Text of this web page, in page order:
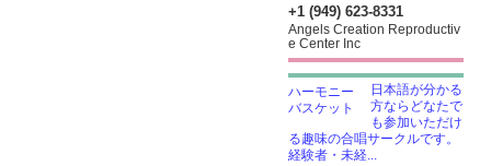
+1 (949) 623-8331
Angels Creation Reproductiv
e Center Inc
日本語が分かる
方ならどなたで
も参加いただけ
る趣味の合唱サークルです。
経験者・未経...